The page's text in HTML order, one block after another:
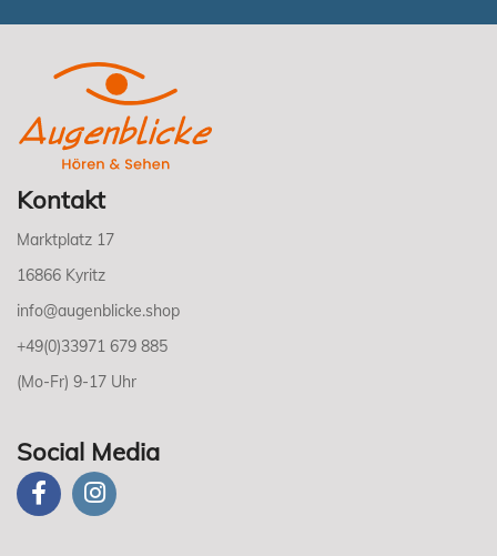
Kontakt
Marktplatz 17
16866 Kyritz
info@augenblicke.shop
+49(0)33971 679 885
(Mo-Fr) 9-17 Uhr
Social Media